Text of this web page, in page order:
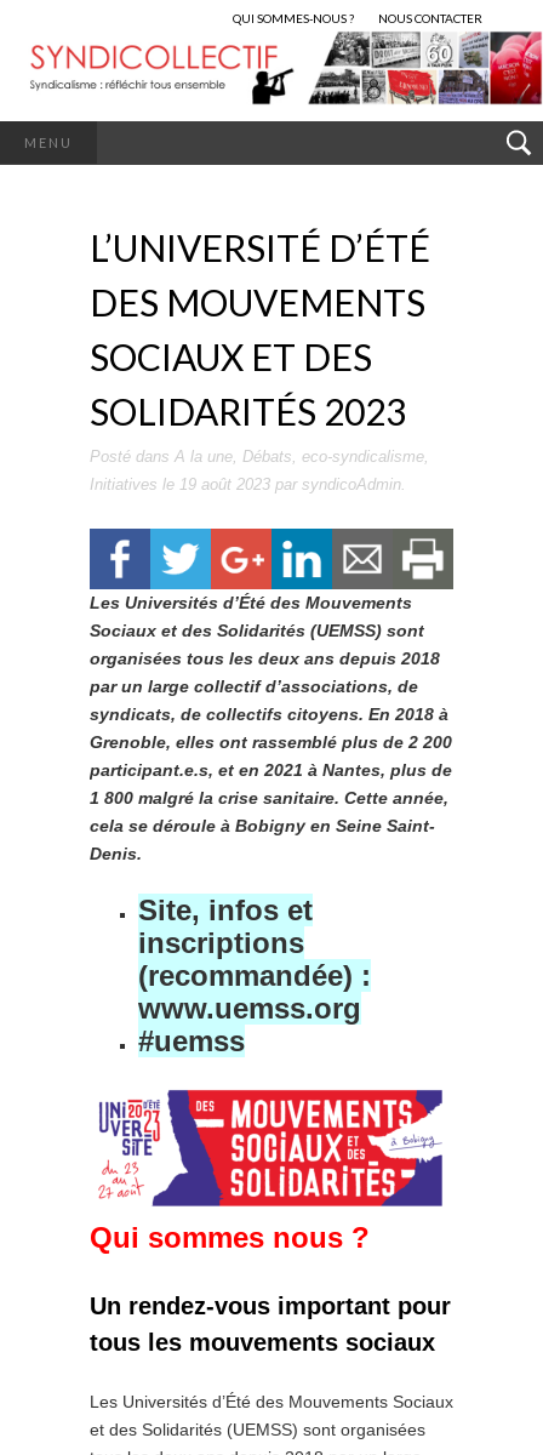
QUI SOMMES-NOUS ? NOUS CONTACTER
MENU
L’UNIVERSITÉ D’ÉTÉ
DES MOUVEMENTS
SOCIAUX ET DES
SOLIDARITÉS 2023
Posté dans A la une, Débats, eco-syndicalisme,
Initiatives le 19 août 2023 par syndicoAdmin.
Les Universités d’Été des Mouvements
Sociaux et des Solidarités (UEMSS) sont
organisées tous les deux ans depuis 2018
par un large collectif d’associations, de
syndicats, de collectifs citoyens. En 2018 à
Grenoble, elles ont rassemblé plus de 2 200
participant.e.s, et en 2021 à Nantes, plus de
1 800 malgré la crise sanitaire. Cette année,
cela se déroule à Bobigny en Seine Saint-
Denis.
Site, infos et
inscriptions
(recommandée) :
www.uemss.org
#uemss
Qui sommes nous ?
Un rendez-vous important pour
tous les mouvements sociaux
Les Universités d’Été des Mouvements Sociaux
et des Solidarités (UEMSS) sont organisées